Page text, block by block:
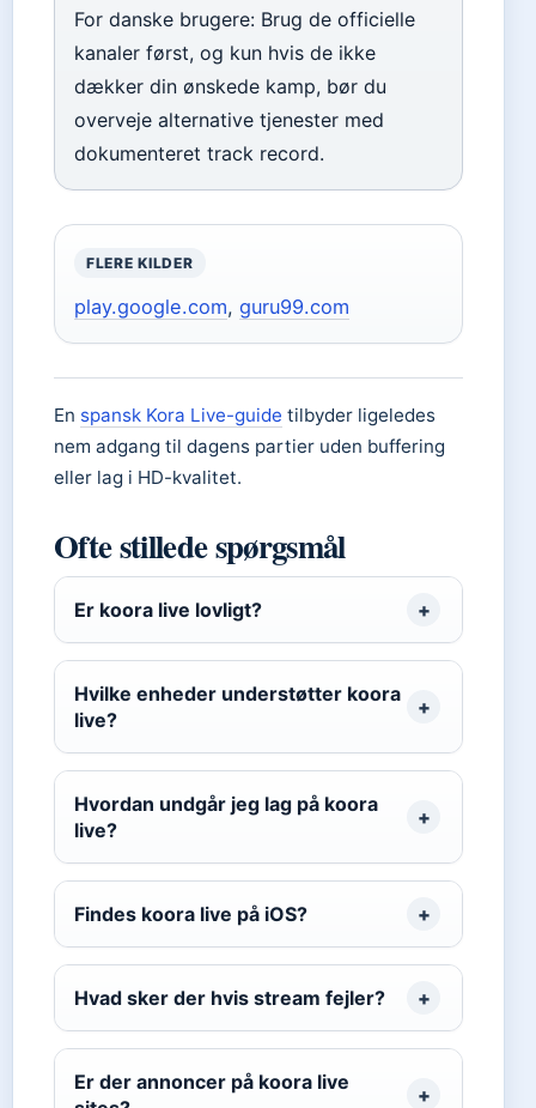
For danske brugere: Brug de officielle
kanaler først, og kun hvis de ikke
dækker din ønskede kamp, bør du
overveje alternative tjenester med
dokumenteret track record.
FLERE KILDER
play.google.com, guru99.com
En spansk Kora Live-guide tilbyder ligeledes
nem adgang til dagens partier uden buffering
eller lag i HD-kvalitet.
Ofte stillede spørgsmål
Er koora live lovligt?
Hvilke enheder understøtter koora
live?
Hvordan undgår jeg lag på koora
live?
Findes koora live på iOS?
Hvad sker der hvis stream fejler?
Er der annoncer på koora live